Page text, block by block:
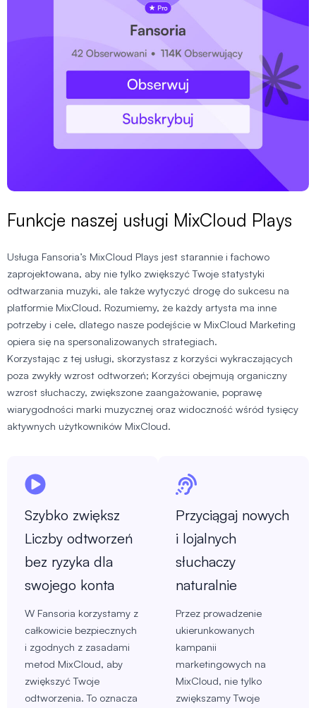
Funkcje naszej usługi MixCloud Plays
Usługa Fansoria’s MixCloud Plays jest starannie i fachowo
zaprojektowana, aby nie tylko zwiększyć Twoje statystyki
odtwarzania muzyki, ale także wytyczyć drogę do sukcesu na
platformie MixCloud. Rozumiemy, że każdy artysta ma inne
potrzeby i cele, dlatego nasze podejście w MixCloud Marketing
opiera się na spersonalizowanych strategiach.
Korzystając z tej usługi, skorzystasz z korzyści wykraczających
poza zwykły wzrost odtworzeń; Korzyści obejmują organiczny
wzrost słuchaczy, zwiększone zaangażowanie, poprawę
wiarygodności marki muzycznej oraz widoczność wśród tysięcy
aktywnych użytkowników MixCloud.
Szybko zwiększ
Liczby odtworzeń
bez ryzyka dla
swojego konta
W Fansoria korzystamy z
całkowicie bezpiecznych
i zgodnych z zasadami
metod MixCloud, aby
zwiększyć Twoje
odtworzenia. To oznacza
Przyciągaj nowych
i lojalnych
słuchaczy
naturalnie
Przez prowadzenie
ukierunkowanych
kampanii
marketingowych na
MixCloud, nie tylko
zwiększamy Twoje